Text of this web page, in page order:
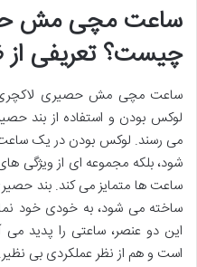
ساعت مچی مش
چیست؟ تعریفی
ساعت مچی مش حصیری
می رسند. لوکس بودن در یک
شود، بلکه مجموعه ای از ویژگی
ساعت ها متمایز می کند. بند
ساخته می شود، به خودی خود
این دو عنصر، ساعتی را پدید
است و هم از نظر عملکردی بی نظیر.